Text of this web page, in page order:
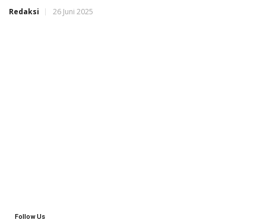
Redaksi 26 Juni 2025
Follow Us